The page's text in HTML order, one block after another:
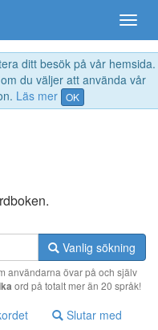
ditt besök på vår hemsida.
du väljer att använda vår
Läs mer OK
Vanlig sökning
användarna övar på och själv
ord på totalt mer än 20 språk!
Slutar med